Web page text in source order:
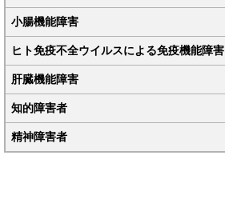
小腸機能障害
ヒト免疫不全ウイルスによる免疫機能障害
肝臓機能障害
知的障害者
精神障害者